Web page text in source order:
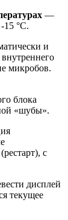
—
15 °C.
и
микробов.
блока
«шубы».
с
дисплей
текущее